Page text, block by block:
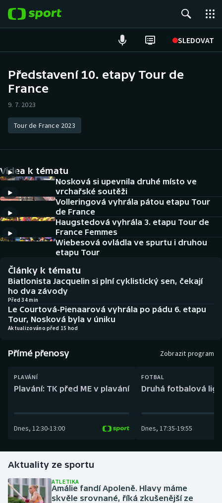
SLEDOVAT
Hokej
Atletika
DALŠÍ SPORTY
Americký fotbal
Baseball a softbal
Biatlon
Boby a skeleton
Box
Curling
Dostihy
Gymnastika
Házená
NEPŘEHLÉDNĚTE
Historické návraty
Aplikace ČT sport
AZ kvíz
Představení 10. etapy Tour de
France
9. 7. 2023
Tour de France 2023
Videa k tématu
Nosková si upevnila druhé místo ve
vrchařské soutěži
Volleringová vyhrála pátou etapu Tour
de France
Haugstedová vyhrála 3. etapu Tour de
France Femmes
Wiebesová ovládla ve spurtu i druhou
etapu Tour
Články k tématu
Biatlonista Jacquelin si plní cyklistický sen, čekají
ho dva závody
Před 34 min
Le Courtová-Pienaarová vyhrála po pádu 6. etapu
Tour, Nosková byla v úniku
Aktualizováno před 15 hod
Přímé přenosy Zobrazit program
PLAVÁNÍ
Plavání: TK před ME v plavání
Dnes, 12:30-13:00
FOTBAL
Druhá fotbalová
Dnes, 17:35-19:55
Aktuality ze sportu
ATLETIKA
Amálie fandí Apoleně. Hlavy máme
skvěle srovnané, říká zkušenější ze